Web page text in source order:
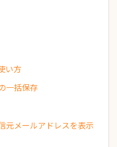
い方
一括保存
元メールアドレスを表示